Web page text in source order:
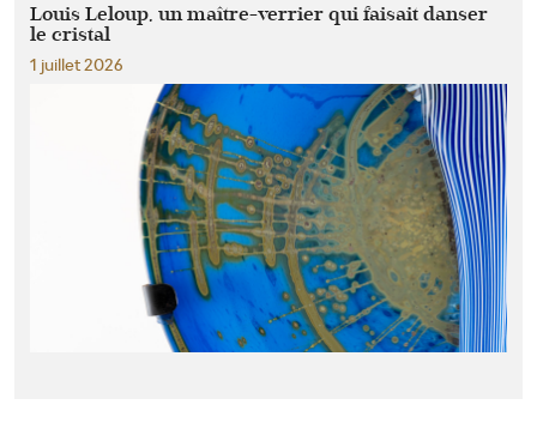
Louis Leloup, un maître-verrier qui faisait danser
le cristal
1 juillet 2026